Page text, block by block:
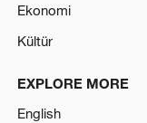
Ekonomi
Kültür
EXPLORE MORE
English